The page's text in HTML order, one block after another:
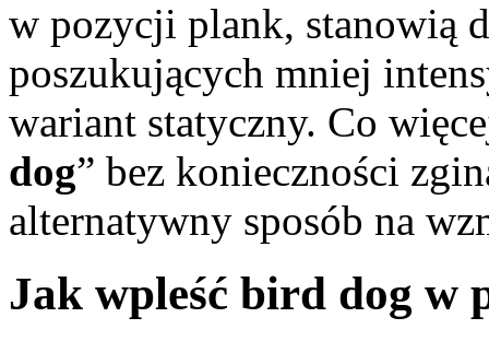
w pozycji plank, stanowią
poszukujących mniej
wariant statyczny. Co
dog” bez konieczności
alternatywny sposób na
Jak wpleść bird dog w